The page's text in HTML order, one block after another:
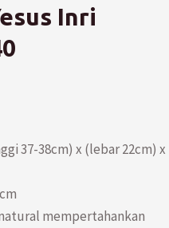
Inri
37-38cm) x (lebar 22cm) x
mempertahankan